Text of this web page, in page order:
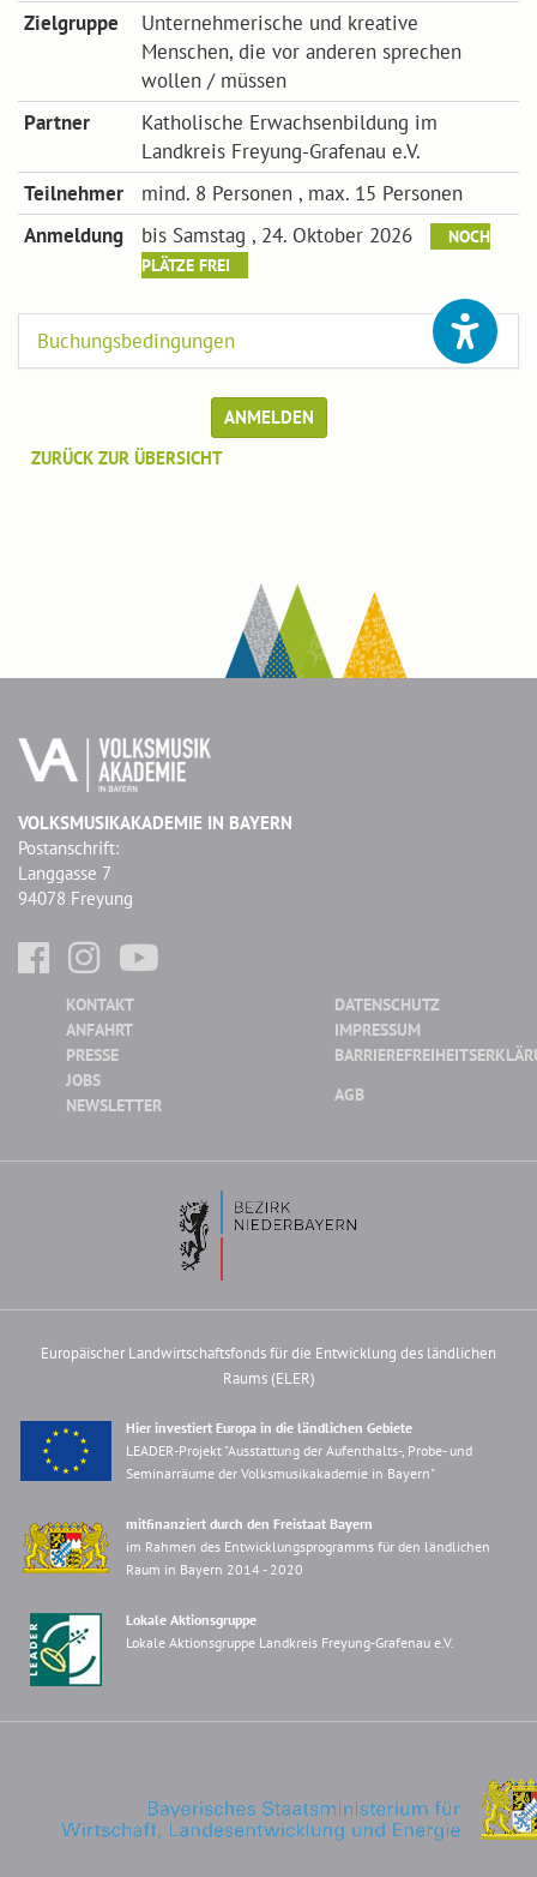
Zielgruppe
Unternehmerische und kreative
Menschen, die vor anderen sprechen
wollen / müssen
Partner
Katholische Erwachsenbildung im
Landkreis Freyung-Grafenau e.V.
Teilnehmer
mind. 8 Personen , max. 15 Personen
Anmeldung
bis Samstag , 24. Oktober 2026
NOCH
PLÄTZE FREI
Buchungsbedingungen
ANMELDEN
ZURÜCK ZUR ÜBERSICHT
VOLKSMUSIKAKADEMIE IN BAYERN
Postanschrift:
Langgasse 7
94078 Freyung
KONTAKT
ANFAHRT
PRESSE
JOBS
NEWSLETTER
DATENSCHUTZ
IMPRESSUM
AGB
Europäischer Landwirtschaftsfonds für die Entwicklung des ländlichen
Raums (ELER)
Hier investiert Europa in die ländlichen Gebiete
LEADER-Projekt "Ausstattung der Aufenthalts-, Probe- und
Seminarräume der Volksmusikakademie in Bayern"
mitfinanziert durch den Freistaat Bayern
im Rahmen des Entwicklungsprogramms für den ländlichen
Raum in Bayern 2014 - 2020
Lokale Aktionsgruppe
Lokale Aktionsgruppe Landkreis Freyung-Grafenau e.V.